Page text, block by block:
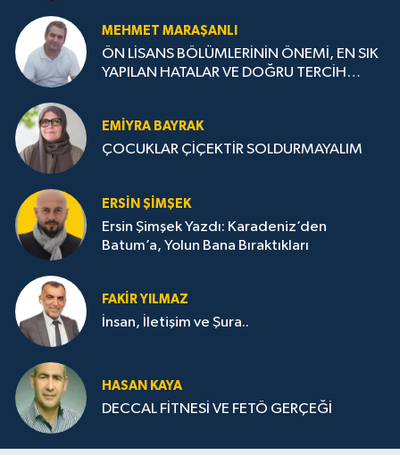
MEHMET MARAŞANLI
ÖN LİSANS BÖLÜMLERİNİN ÖNEMİ, EN SIK
YAPILAN HATALAR VE DOĞRU TERCİH
EMIYRA BAYRAK
ÇOCUKLAR ÇİÇEKTİR SOLDURMAYALIM
ERSIN ŞIMŞEK
Ersin Şimşek Yazdı: Karadeniz’den
Batum’a, Yolun Bana Bıraktıkları
FAKIR YILMAZ
İnsan, İletişim ve Şura..
HASAN KAYA
DECCAL FİTNESİ VE FETÖ GERÇEĞİ